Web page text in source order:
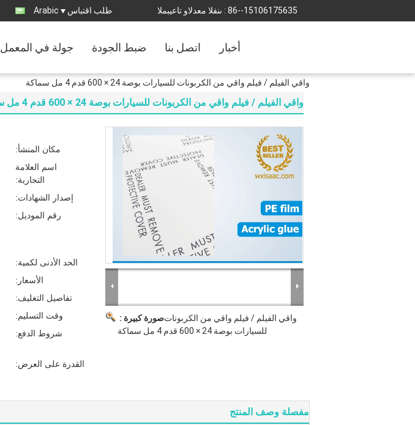
المبيعات والدعم الفنى : 86--15106175635 طلب اقتباس Arabic
جولة في المعمل ضبط الجودة اتصل بنا أخبار
واقي الفيلم / فيلم واقي من الكربونات للسيارات بوصة 24 × 600 قدم 4 مل سماكة
واقي الفيلم / فيلم واقي من الكربونات للسيارات بوصة 24 × 600 قدم 4 مل سماكة
صورة كبيرة :واقي الفيلم / فيلم واقي من الكربونات
للسيارات بوصة 24 × 600 قدم 4 مل سماكة
مكان المنشأ:
اسم العلامة
التجارية:
إصدار الشهادات:
رقم الموديل:
الحد الأدنى لكمية:
الأسعار:
تفاصيل التغليف:
وقت التسليم:
شروط الدفع:
القدرة على العرض:
مفصلة وصف المنتج